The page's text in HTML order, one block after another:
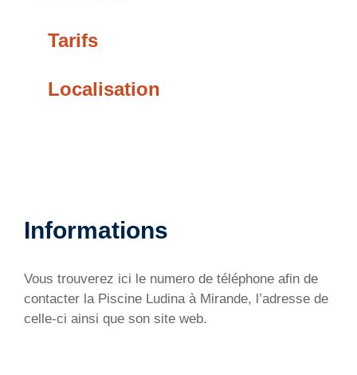
Tarifs
Localisation
Informations
Vous trouverez ici le numero de téléphone afin de
contacter la Piscine Ludina à Mirande, l’adresse de
celle-ci ainsi que son site web.